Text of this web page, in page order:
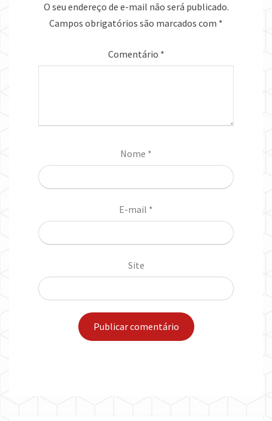
O seu endereço de e-mail não será publicado.
Campos obrigatórios são marcados com *
Comentário *
Nome *
E-mail *
Site